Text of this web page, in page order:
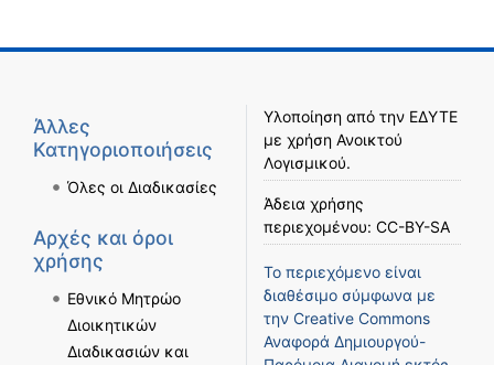
Άλλες
Κατηγοριοποιήσεις
Όλες οι Διαδικασίες
Αρχές και όροι
χρήσης
Εθνικό Μητρώο
Διοικητικών
Διαδικασιών και
Υλοποίηση από την ΕΔΥΤΕ
με χρήση Ανοικτού
Λογισμικού.
Άδεια χρήσης
περιεχομένου: CC-BY-SA
Το περιεχόμενο είναι
διαθέσιμο σύμφωνα με
την Creative Commons
Αναφορά Δημιουργού-